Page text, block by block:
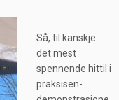
Så, til kanskje
det mest
spennende hittil i
praksisen-